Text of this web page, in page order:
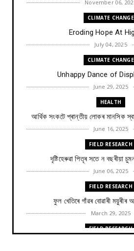
November 06,
CLIMATE CHANGE
Eroding Hope At
July 04, 2025
CLIMATE CHANGE
Unhappy Dance of
June 29, 2025
HEALTH
আৰ্থিক সংকটে প্ৰান্তীয় লোকৰ মানসিক
June 16, 2025
FIELD RESEARCH
দৃষ্টিহেৰুৱা পিতৃৰ সতে ন বছৰীয়া
June 06, 2025
FIELD RESEARCH
ফুল খেতিৰে গাঁৱৰ বোৱাৰী ময়ুৰীৰ
March 29, 2025
FIELD RESEARCH